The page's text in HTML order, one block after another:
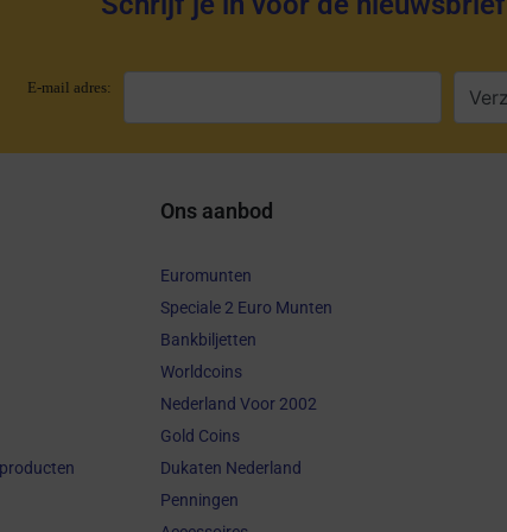
E-mail adres:
Ons aanbod
Euromunten
Speciale 2 Euro Munten
Bankbiljetten
Worldcoins
Nederland Voor 2002
Gold Coins
Dukaten Nederland
Penningen